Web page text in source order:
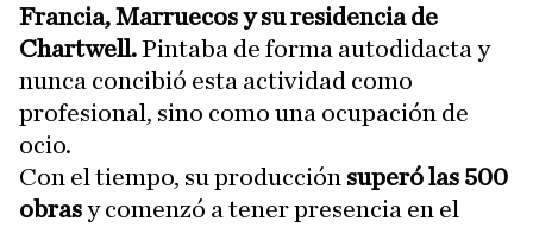
Francia, Marruecos y su residencia de
Chartwell.Pintaba de forma autodidacta y
nunca concibió esta actividad como
profesional, sino como una ocupación de
ocio.
Con el tiempo, su producción superó las 500
obrasy comenzó a tener presencia en el